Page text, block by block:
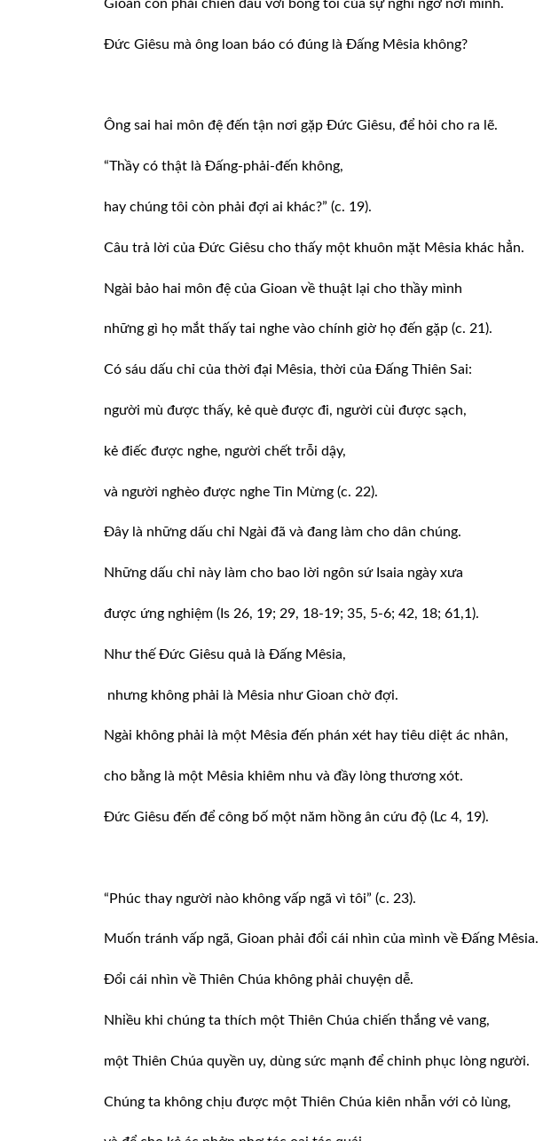
Gioan còn phải chiến đấu với bóng tối của sự nghi ngờ nơi mình.
Đức Giêsu mà ông loan báo có đúng là Đấng Mêsia không?
Ông sai hai môn đệ đến tận nơi gặp Đức Giêsu, để hỏi cho ra lẽ.
“Thầy có thật là Đấng-phải-đến không,
hay chúng tôi còn phải đợi ai khác?” (c. 19).
Câu trả lời của Đức Giêsu cho thấy một khuôn mặt Mêsia khác hẳn.
Ngài bảo hai môn đệ của Gioan về thuật lại cho thầy mình
những gì họ mắt thấy tai nghe vào chính giờ họ đến gặp (c. 21).
Có sáu dấu chỉ của thời đại Mêsia, thời của Đấng Thiên Sai:
người mù được thấy, kẻ què được đi, người cùi được sạch,
kẻ điếc được nghe, người chết trỗi dậy,
và người nghèo được nghe Tin Mừng (c. 22).
Đây là những dấu chỉ Ngài đã và đang làm cho dân chúng.
Những dấu chỉ này làm cho bao lời ngôn sứ Isaia ngày xưa
được ứng nghiệm (Is 26, 19; 29, 18-19; 35, 5-6; 42, 18; 61,1).
Như thế Đức Giêsu quả là Đấng Mêsia,
nhưng không phải là Mêsia như Gioan chờ đợi.
Ngài không phải là một Mêsia đến phán xét hay tiêu diệt ác nhân,
cho bằng là một Mêsia khiêm nhu và đầy lòng thương xót.
Đức Giêsu đến để công bố một năm hồng ân cứu độ (Lc 4, 19).
“Phúc thay người nào không vấp ngã vì tôi” (c. 23).
Muốn tránh vấp ngã, Gioan phải đổi cái nhìn của mình về Đấng Mêsia.
Đổi cái nhìn về Thiên Chúa không phải chuyện dễ.
Nhiều khi chúng ta thích một Thiên Chúa chiến thắng vẻ vang,
một Thiên Chúa quyền uy, dùng sức mạnh để chinh phục lòng người.
Chúng ta không chịu được một Thiên Chúa kiên nhẫn với cỏ lùng,